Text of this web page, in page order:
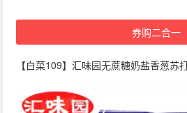
券购二合一
【白菜109】汇味园无蔗糖奶盐香葱